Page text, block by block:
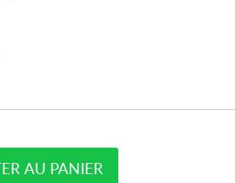
AU PANIER